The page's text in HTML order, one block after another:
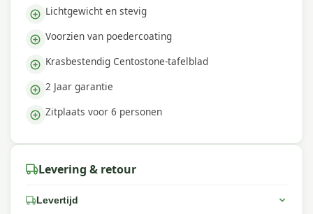
uitgebreid assortiment, snelle levering en
deskundig advies, zodat jij de beste keuze kunt
maken voor jouw buitenruimte.
Lichtgewicht en stevig
Voorzien van poedercoating
Krasbestendig Centostone-tafelblad
2 Jaar garantie
Zitplaats voor 6 personen
Levering & retour
Levertijd